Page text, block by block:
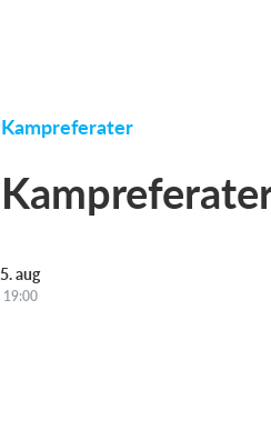
Kampreferater
5. aug
19:00